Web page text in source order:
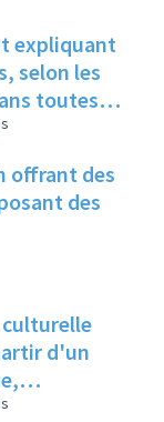
expliquant
selon les
toutes
offrant des
des
d'un